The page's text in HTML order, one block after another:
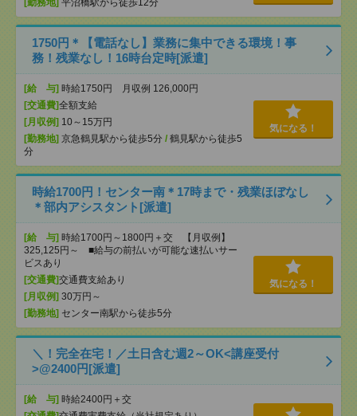
[勤務地] 平沼橋駅から徒歩12分
1750円＊【電話なし】業務に集中できる環境！事
務！残業なし！16時台定時[派遣]
[給 与] 時給1750円 月収例 126,000円
[交通費]全額支給
[月収例] 10～15万円
[勤務地] 京急鶴見駅から徒歩5分 / 鶴見駅から徒歩5
分
気になる！
時給1700円！センター南＊17時まで・残業ほぼなし
＊部内アシスタント[派遣]
[給 与] 時給1700円～1800円＋交 【月収例】
325,125円～ ■給与の前払いが可能な速払いサー
ビスあり
[交通費]交通費支給あり
[月収例] 30万円～
[勤務地] センター南駅から徒歩5分
気になる！
＼！完全在宅！／土日含む週2～OK<講座受付
>@2400円[派遣]
[給 与] 時給2400円＋交